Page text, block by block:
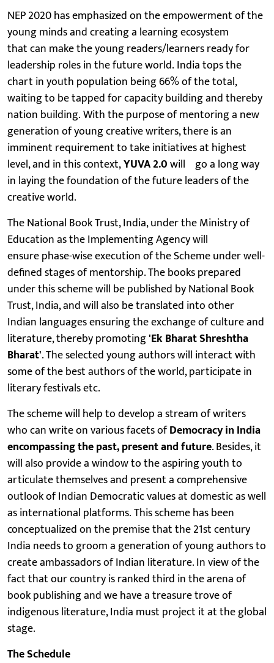
NEP 2020 has emphasized on the empowerment of the
young minds and creating a learning ecosystem
that can make the young readers/learners ready for
leadership roles in the future world. India tops the
chart in youth population being 66% of the total,
waiting to be tapped for capacity building and thereby
nation building. With the purpose of mentoring a new
generation of young creative writers, there is an
imminent requirement to take initiatives at highest
level, and in this context,YUVA 2.0will go a long way
in laying the foundation of the future leaders of the
creative world.
The National Book Trust, India, under the Ministry of
Education as the Implementing Agency will
ensure phase-wise execution of the Scheme under well-
defined stages of mentorship. The books prepared
under this scheme will be published by National Book
Trust, India, and will also be translated into other
Indian languages ensuring the exchange of culture and
literature, thereby promoting'Ek Bharat Shreshtha
Bharat'. The selected young authors will interact with
some of the best authors of the world, participate in
literary festivals etc.
The scheme will help to develop a stream of writers
who can write on various facets ofDemocracy in India
encompassing the past, present and future. Besides, it
will also provide a window to the aspiring youth to
articulate themselves and present a comprehensive
outlook of Indian Democratic values at domestic as well
as international platforms. This scheme has been
conceptualized on the premise that the 21st century
India needs to groom a generation of young authors to
create ambassadors of Indian literature. In view of the
fact that our country is ranked third in the arena of
book publishing and we have a treasure trove of
indigenous literature, India must project it at the global
stage.
The Schedule